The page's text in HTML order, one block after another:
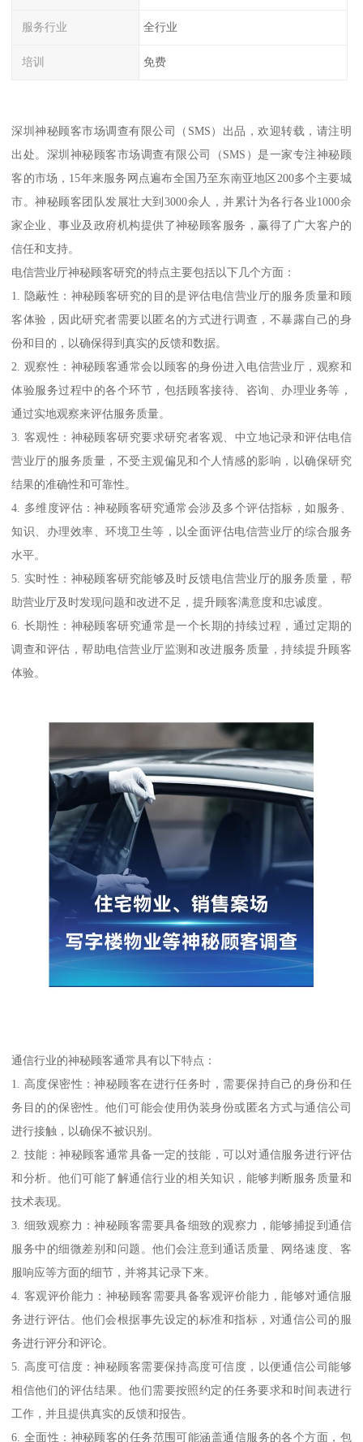
服务行业 全行业
培训 免费
深圳神秘顾客市场调查有限公司（SMS）出品，欢迎转载，请注明
出处。深圳神秘顾客市场调查有限公司（SMS）是一家专注神秘顾
客的市场，15年来服务网点遍布全国乃至东南亚地区200多个主要城
市。神秘顾客团队发展壮大到3000余人，并累计为各行各业1000余
家企业、事业及政府机构提供了神秘顾客服务，赢得了广大客户的
信任和支持。
电信营业厅神秘顾客研究的特点主要包括以下几个方面：
1. 隐蔽性：神秘顾客研究的目的是评估电信营业厅的服务质量和顾
客体验，因此研究者需要以匿名的方式进行调查，不暴露自己的身
份和目的，以确保得到真实的反馈和数据。
2. 观察性：神秘顾客通常会以顾客的身份进入电信营业厅，观察和
体验服务过程中的各个环节，包括顾客接待、咨询、办理业务等，
通过实地观察来评估服务质量。
3. 客观性：神秘顾客研究要求研究者客观、中立地记录和评估电信
营业厅的服务质量，不受主观偏见和个人情感的影响，以确保研究
结果的准确性和可靠性。
4. 多维度评估：神秘顾客研究通常会涉及多个评估指标，如服务、
知识、办理效率、环境卫生等，以全面评估电信营业厅的综合服务
水平。
5. 实时性：神秘顾客研究能够及时反馈电信营业厅的服务质量，帮
助营业厅及时发现问题和改进不足，提升顾客满意度和忠诚度。
6. 长期性：神秘顾客研究通常是一个长期的持续过程，通过定期的
调查和评估，帮助电信营业厅监测和改进服务质量，持续提升顾客
体验。
通信行业的神秘顾客通常具有以下特点：
1. 高度保密性：神秘顾客在进行任务时，需要保持自己的身份和任
务目的的保密性。他们可能会使用伪装身份或匿名方式与通信公司
进行接触，以确保不被识别。
2. 技能：神秘顾客通常具备一定的技能，可以对通信服务进行评估
和分析。他们可能了解通信行业的相关知识，能够判断服务质量和
技术表现。
3. 细致观察力：神秘顾客需要具备细致的观察力，能够捕捉到通信
服务中的细微差别和问题。他们会注意到通话质量、网络速度、客
服响应等方面的细节，并将其记录下来。
4. 客观评价能力：神秘顾客需要具备客观评价能力，能够对通信服
务进行评估。他们会根据事先设定的标准和指标，对通信公司的服
务进行评分和评论。
5. 高度可信度：神秘顾客需要保持高度可信度，以便通信公司能够
相信他们的评估结果。他们需要按照约定的任务要求和时间表进行
工作，并且提供真实的反馈和报告。
6. 全面性：神秘顾客的任务范围可能涵盖通信服务的各个方面，包